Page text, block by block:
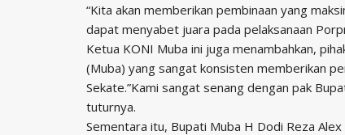
“Kita akan memberikan pembinaan yang
dapat menyabet juara pada pelaksanaan
Ketua KONI Muba ini juga menambahkan,
(Muba) yang sangat konsisten memberikan
Sekate.”Kami sangat senang dengan pak
tuturnya.
Sementara itu, Bupati Muba H Dodi Reza